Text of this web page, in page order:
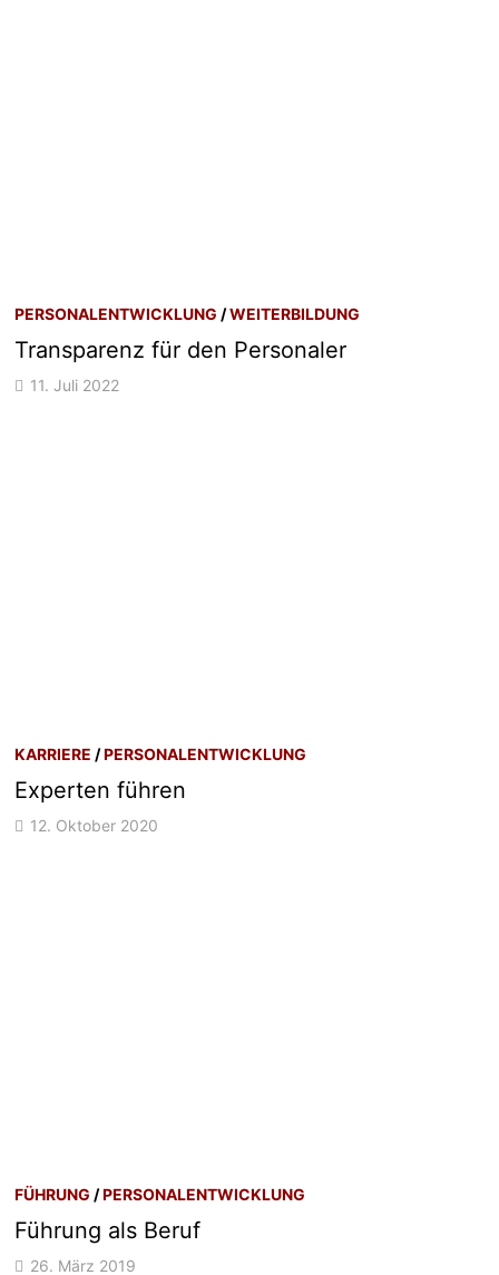
PERSONALENTWICKLUNG /WEITERBILDUNG
Transparenz für den Personaler
11. Juli 2022
KARRIERE /PERSONALENTWICKLUNG
Experten führen
12. Oktober 2020
FÜHRUNG /PERSONALENTWICKLUNG
Führung als Beruf
26. März 2019